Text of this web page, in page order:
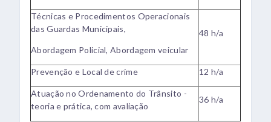
Técnicas e Procedimentos Operacionais
das Guardas Municipais,
Abordagem Policial, Abordagem veicular
48 h/a
Prevenção e Local de crime 12 h/a
Atuação no Ordenamento do Trânsito -
teoria e prática, com avaliação
36 h/a